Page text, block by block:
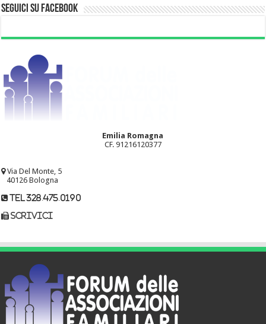
Seguici su Facebook
Emilia Romagna
CF. 91216120377
Via Del Monte, 5
40126 Bologna
tel 328.475.0190
scrivici